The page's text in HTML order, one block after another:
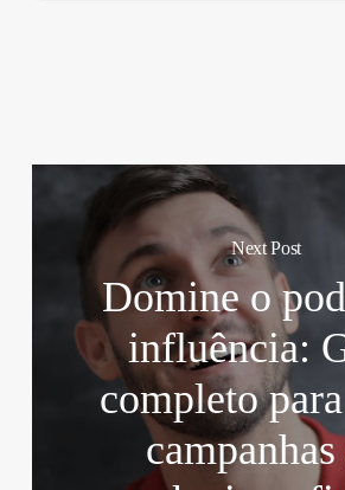
Next Post
Domine o
influência:
completo